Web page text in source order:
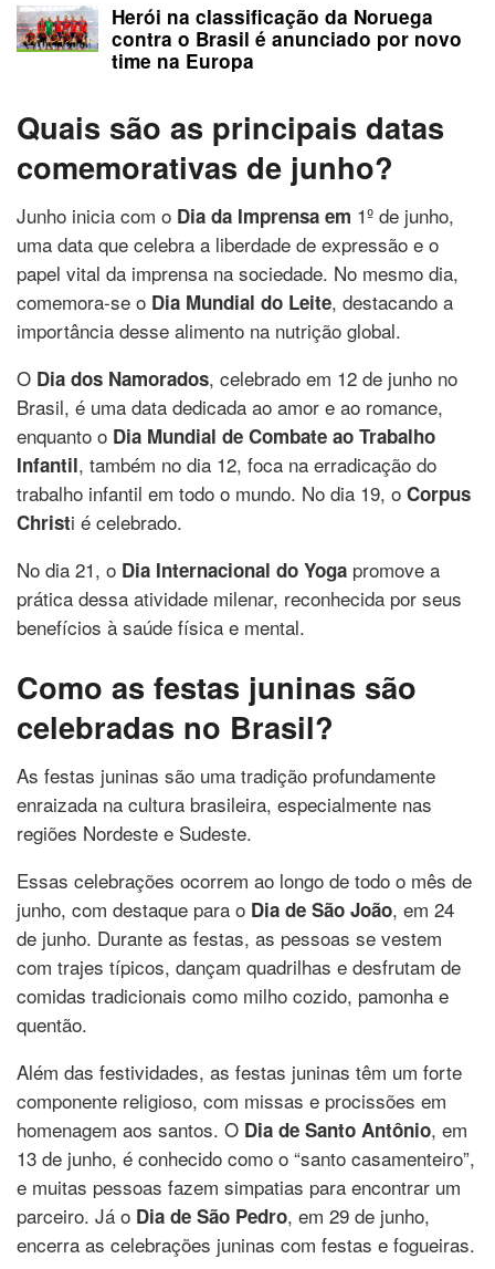
Herói na classificação da Noruega
contra o Brasil é anunciado por novo
time na Europa
Quais são as principais datas
comemorativas de junho?
Junho inicia com o Dia da Imprensa em 1º de junho,
uma data que celebra a liberdade de expressão e o
papel vital da imprensa na sociedade. No mesmo dia,
comemora-se o Dia Mundial do Leite, destacando a
importância desse alimento na nutrição global.
O Dia dos Namorados, celebrado em 12 de junho no
Brasil, é uma data dedicada ao amor e ao romance,
enquanto o Dia Mundial de Combate ao Trabalho
Infantil, também no dia 12, foca na erradicação do
trabalho infantil em todo o mundo. No dia 19, o Corpus
Christi é celebrado.
No dia 21, o Dia Internacional do Yoga promove a
prática dessa atividade milenar, reconhecida por seus
benefícios à saúde física e mental.
Como as festas juninas são
celebradas no Brasil?
As festas juninas são uma tradição profundamente
enraizada na cultura brasileira, especialmente nas
regiões Nordeste e Sudeste.
Essas celebrações ocorrem ao longo de todo o mês de
junho, com destaque para o Dia de São João, em 24
de junho. Durante as festas, as pessoas se vestem
com trajes típicos, dançam quadrilhas e desfrutam de
comidas tradicionais como milho cozido, pamonha e
quentão.
Além das festividades, as festas juninas têm um forte
componente religioso, com missas e procissões em
homenagem aos santos. O Dia de Santo Antônio, em
13 de junho, é conhecido como o “santo casamenteiro”,
e muitas pessoas fazem simpatias para encontrar um
parceiro. Já o Dia de São Pedro, em 29 de junho,
encerra as celebrações juninas com festas e fogueiras.